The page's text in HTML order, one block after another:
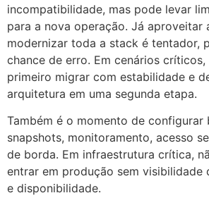
incompatibilidade, mas pode levar
para a nova operação. Já aproveitar
modernizar toda a stack é tentador,
chance de erro. Em cenários
primeiro migrar com estabilidade e
arquitetura em uma segunda etapa.
Também é o momento de configurar
snapshots, monitoramento, acesso
de borda. Em infraestrutura crítica,
entrar em produção sem visibilidade
e disponibilidade.